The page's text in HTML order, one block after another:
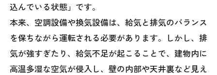
込んでいる状態」です。
本来、空調設備や換気設備は、給気と排気のバランス
を保ちながら運転される必要があります。しかし、排
気が強すぎたり、給気不足が起こることで、建物内に
高温多湿な空気が侵入し、壁の内部や天井裏など見え